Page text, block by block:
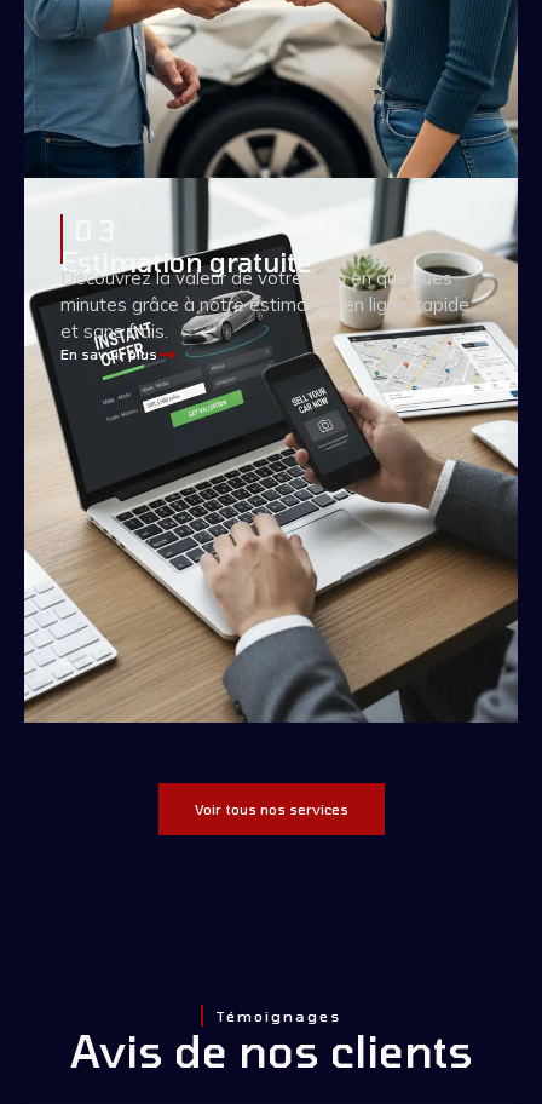
Estimation gratuite
Découvrez la valeur de votre auto en quelques
minutes grâce à notre estimation en ligne, rapide
et sans frais.
En savoir plus
Voir tous nos services
Témoignages
Avis de nos clients